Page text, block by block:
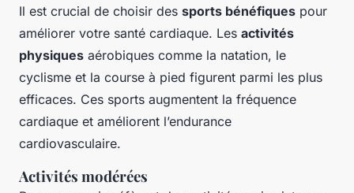
Il est crucial de choisir des sports bénéfiques pour
améliorer votre santé cardiaque. Les activités
physiques aérobiques comme la natation, le
cyclisme et la course à pied figurent parmi les plus
efficaces. Ces sports augmentent la fréquence
cardiaque et améliorent l’endurance
cardiovasculaire.
Activités modérées